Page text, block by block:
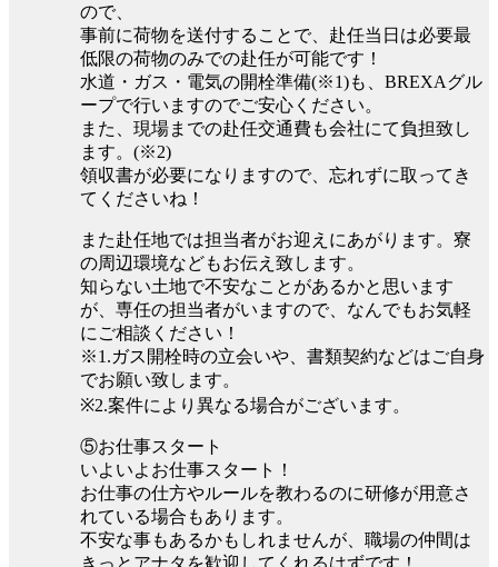
ので、
事前に荷物を送付することで、赴任当日は必要最
低限の荷物のみでの赴任が可能です！
水道・ガス・電気の開栓準備(※1)も、BREXAグル
ープで行いますのでご安心ください。
また、現場までの赴任交通費も会社にて負担致し
ます。(※2)
領収書が必要になりますので、忘れずに取ってき
てくださいね！
また赴任地では担当者がお迎えにあがります。寮
の周辺環境などもお伝え致します。
知らない土地で不安なことがあるかと思います
が、専任の担当者がいますので、なんでもお気軽
にご相談ください！
※1.ガス開栓時の立会いや、書類契約などはご自身
でお願い致します。
※2.案件により異なる場合がございます。
⑤お仕事スタート
いよいよお仕事スタート！
お仕事の仕方やルールを教わるのに研修が用意さ
れている場合もあります。
不安な事もあるかもしれませんが、職場の仲間は
きっとアナタを歓迎してくれるはずです！